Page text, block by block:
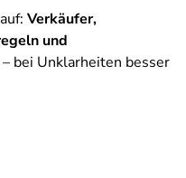
Verkäufer,
und
– bei Unklarheiten besser